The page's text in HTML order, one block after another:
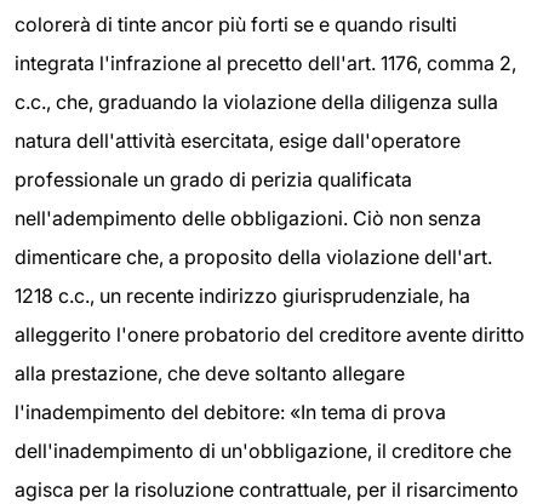
colorerà di tinte ancor più forti se e quando risulti
integrata l'infrazione al precetto dell'art. 1176, comma 2,
c.c., che, graduando la violazione della diligenza sulla
natura dell'attività esercitata, esige dall'operatore
professionale un grado di perizia qualificata
nell'adempimento delle obbligazioni. Ciò non senza
dimenticare che, a proposito della violazione dell'art.
1218 c.c., un recente indirizzo giurisprudenziale, ha
alleggerito l'onere probatorio del creditore avente diritto
alla prestazione, che deve soltanto allegare
l'inadempimento del debitore: «In tema di prova
dell'inadempimento di un'obbligazione, il creditore che
agisca per la risoluzione contrattuale, per il risarcimento